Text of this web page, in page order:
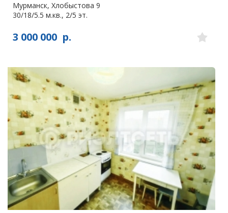
Мурманск, Хлобыстова 9
30/18/5.5 м.кв., 2/5 эт.
3 000 000 р.